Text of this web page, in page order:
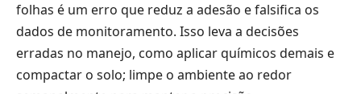
folhas é um erro que reduz a adesão e falsifica os
dados de monitoramento. Isso leva a decisões
erradas no manejo, como aplicar químicos demais e
compactar o solo; limpe o ambiente ao redor